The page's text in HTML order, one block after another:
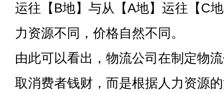
运往【B地】与从【A地】运往【C
力资源不同，价格自然不同。
由此可以看出，物流公司在制定物
取消费者钱财，而是根据人力资源